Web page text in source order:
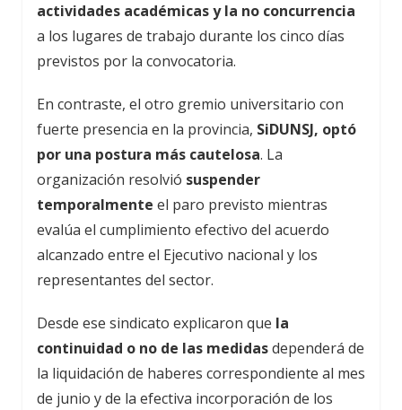
actividades académicas y la no concurrencia
a los lugares de trabajo durante los cinco días
previstos por la convocatoria.
En contraste, el otro gremio universitario con
fuerte presencia en la provincia, SiDUNSJ, optó
por una postura más cautelosa. La
organización resolvió suspender
temporalmente el paro previsto mientras
evalúa el cumplimiento efectivo del acuerdo
alcanzado entre el Ejecutivo nacional y los
representantes del sector.
Desde ese sindicato explicaron que la
continuidad o no de las medidasdependerá de
la liquidación de haberes correspondiente al mes
de junio y de la efectiva incorporación de los